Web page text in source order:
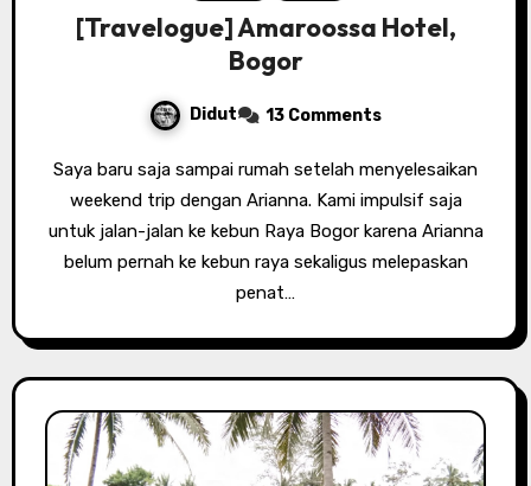
[Travelogue] Amaroossa Hotel,
Bogor
Didut 13 Comments
Saya baru saja sampai rumah setelah menyelesaikan
weekend trip dengan Arianna. Kami impulsif saja
untuk jalan-jalan ke kebun Raya Bogor karena Arianna
belum pernah ke kebun raya sekaligus melepaskan
penat…